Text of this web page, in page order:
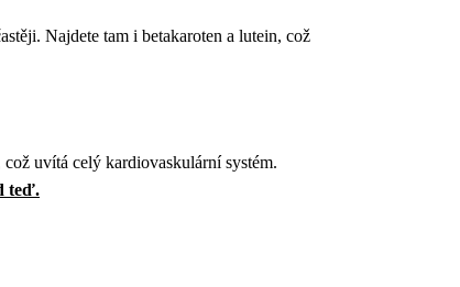
Najdete tam i betakaroten a lutein, což
uvítá celý kardiovaskulární systém.
teď.